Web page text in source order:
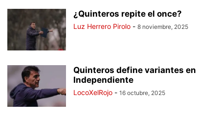
¿Quinteros repite el once?
Luz Herrero Pirolo - 8 noviembre, 2025
Quinteros define variantes en
Independiente
LocoXelRojo - 16 octubre, 2025